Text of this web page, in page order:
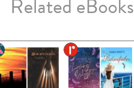
Related eBooks